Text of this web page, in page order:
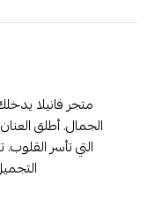
متجر فانيلا
الجمال. أطلق
التي تأسر